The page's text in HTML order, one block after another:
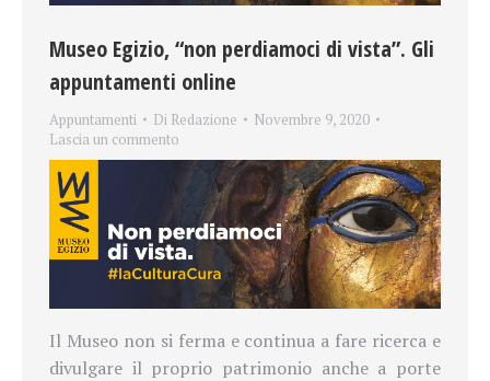
Museo Egizio, “non perdiamoci di vista”. Gli
appuntamenti online
Appuntamenti Di Redazione
Novembre 9, 2020
Lascia un commento
Il Museo non si ferma e continua a fare ricerca e
divulgare il proprio patrimonio anche a porte